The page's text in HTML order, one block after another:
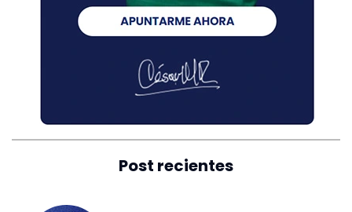
Post recientes